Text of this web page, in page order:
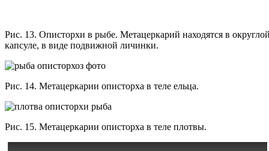
Рис. 13. Описторхи в рыбе. Метацеркарий находятся в
капсуле, в виде подвижной личинки.
Рис. 14. Метацеркарии описторха в теле ельца.
Рис. 15. Метацеркарии описторха в теле плотвы.